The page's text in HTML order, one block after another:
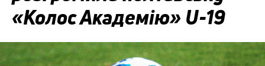
«Колос Академію» U-19